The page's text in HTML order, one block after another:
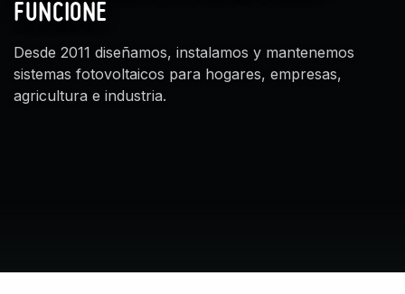
FUNCIONE
Desde 2011 diseñamos, instalamos y mantenemos
sistemas fotovoltaicos para hogares, empresas,
agricultura e industria.